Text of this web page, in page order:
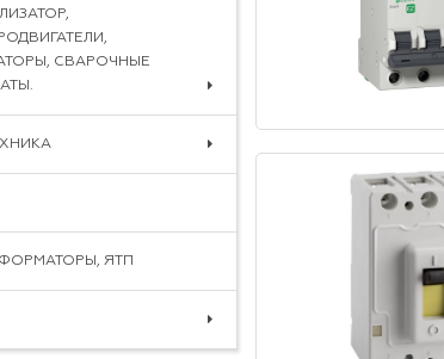
СВАРОЧНЫЕ
ЯТП